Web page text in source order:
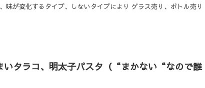
味が変化するタイプ、しないタイプにより グラス売り、ボトル売り
いタラコ、明太子パスタ（“まかない“なので誰